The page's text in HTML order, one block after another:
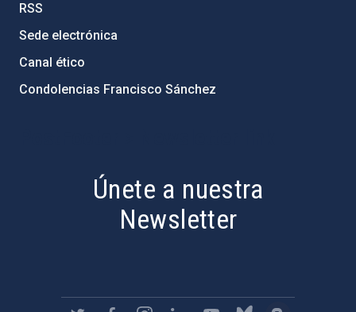
RSS
Sede electrónica
Canal ético
Condolencias Francisco Sánchez
Únete a nuestra
Newsletter